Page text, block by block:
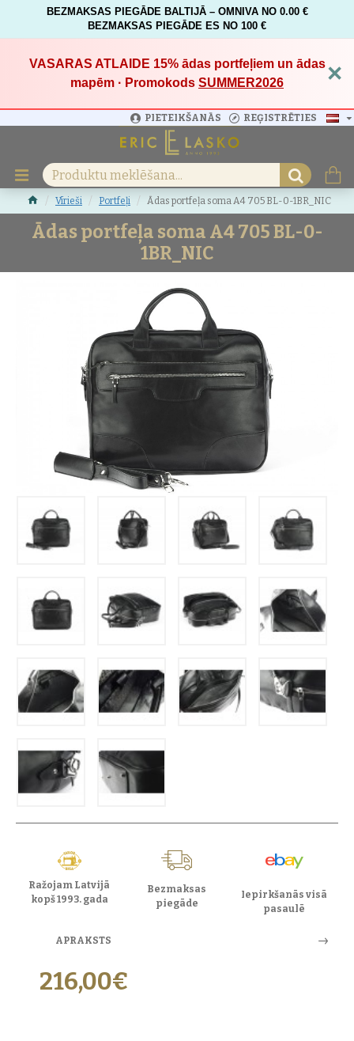
BEZMAKSAS PIEGĀDE BALTIJĀ – OMNIVA NO 0.00 €
BEZMAKSAS PIEGĀDE ES NO 100 €
VASARAS ATLAIDE 15%ādas portfeļiem un ādas
mapēm · Promokods SUMMER2026 ×
PIETEIKŠANĀS REĢISTRĒTIES
Vīrieši Portfeļi Ādas portfeļa soma A4 705 BL-0-1BR_NIC
Ādas portfeļa soma A4 705 BL-0-
1BR_NIC
Ražojam Latvijā
kopš 1993. gada
Bezmaksas
piegāde
Iepirkšanās visā
pasaulē
APRAKSTS
216,00€